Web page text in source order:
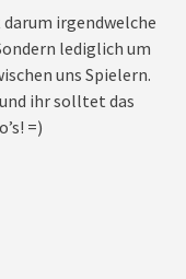
irgendwelche
lediglich um
uns Spielern.
ihr solltet das
=)